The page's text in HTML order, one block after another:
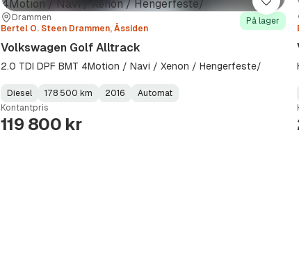
Sted:Drammen
Forhandler:
Bertel O. Steen Drammen, Åssiden
På lager
Volkswagen Golf Alltrack
2.0 TDI DPF BMT 4Motion / Navi / Xenon / Hengerfeste/
Fuel
Type:
Diesel
Kilometerstand :
178 500 km
Model
Year:
2016
Gearbox
Type:
Automat
Kontantpris
119 800 kr
Lagre